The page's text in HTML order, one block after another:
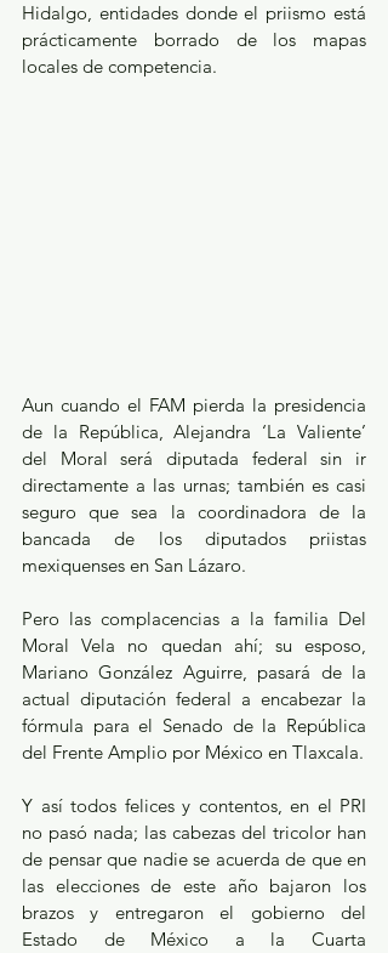
Hidalgo, entidades donde el priismo está
prácticamente borrado de los mapas
locales de competencia.
Aun cuando el FAM pierda la presidencia
de la República, Alejandra ‘La Valiente’
del Moral será diputada federal sin ir
directamente a las urnas; también es casi
seguro que sea la coordinadora de la
bancada de los diputados priistas
mexiquenses en San Lázaro.
Pero las complacencias a la familia Del
Moral Vela no quedan ahí; su esposo,
Mariano González Aguirre, pasará de la
actual diputación federal a encabezar la
fórmula para el Senado de la República
Y así todos felices y contentos, en el PRI
no pasó nada; las cabezas del tricolor han
de pensar que nadie se acuerda de que en
las elecciones de este año bajaron los
brazos y entregaron el gobierno del
Estado de México a la Cuarta